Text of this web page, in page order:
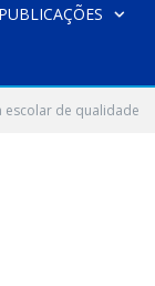
escolar de qualidade